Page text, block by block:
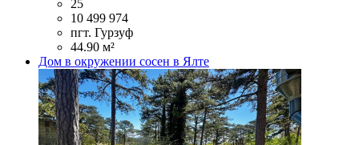
25
10 499 974
пгт. Гурзуф
44.90 м²
Дом в окружении сосен в Ялте